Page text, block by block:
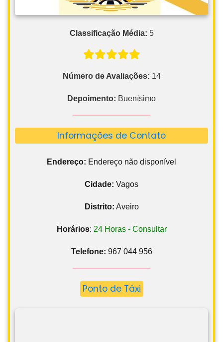
Classificação Média: 5
Número de Avaliações: 14
Depoimento: Buenísimo
Informações de Contato
Endereço: Endereço não disponível
Cidade: Vagos
Distrito: Aveiro
Horários: 24 Horas - Consultar
Telefone: 967 044 956
Ponto de Táxi